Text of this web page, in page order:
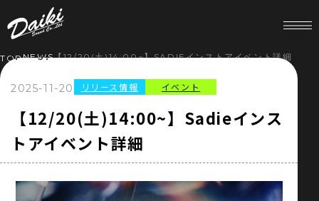
HOME
NEWS
SERVICE
TOPNEWS【12/20(土)14:00~】SADIEインストアイベント詳細
2025-11-20 リリース情報 イベント
【12/20(土)14:00~】Sadieインス
トアイベント詳細